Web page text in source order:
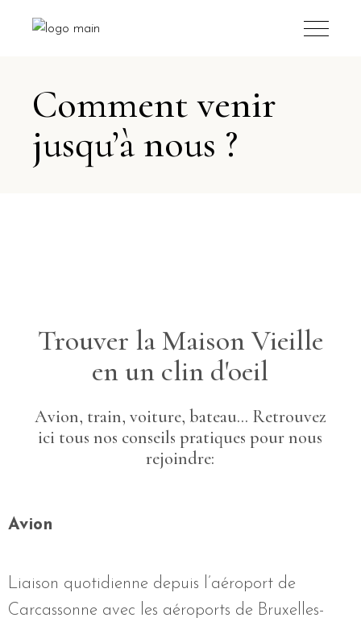
Comment venir
jusqu’à nous ?
Trouver la Maison Vieille
en un clin d'oeil
Avion, train, voiture, bateau... Retrouvez
ici tous nos conseils pratiques pour nous
rejoindre:
Avion
Liaison quotidienne depuis l’aéroport de
Carcassonne avec les aéroports de Bruxelles-